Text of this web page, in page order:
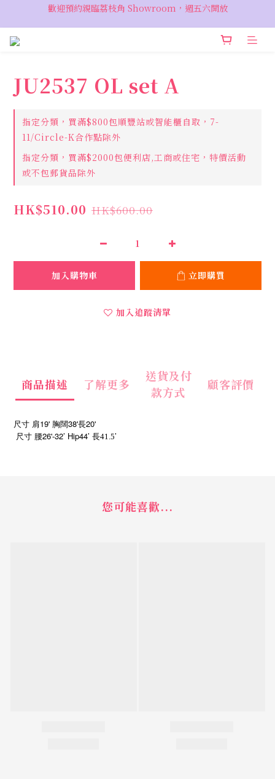
VIP 輸入優惠代碼『VIPSALE』可享折上折優惠，低至78折
歡迎預約親臨荔枝角 Showroom，週五六開放
VIP 輸入優惠代碼『VIPSALE』可享折上折優惠，低至78折
JU2537 OL set A
指定分類，買滿$800包順豐站或智能櫃自取，7-
11/Circle-K合作點除外
指定分類，買滿$2000包便利店,工商或住宅，特價活動
或不包郵貨品除外
HK$510.00 HK$600.00
加入購物車 立即購買
加入追蹤清單
商品描述 了解更多
送貨及付
款方式
顧客評價
尺寸 肩19' 胸闊38'長20'
尺寸 腰26'-32’ Hip44’ 長41.5’
您可能喜歡...